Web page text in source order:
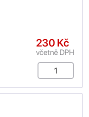
230 Kč
včetně DPH